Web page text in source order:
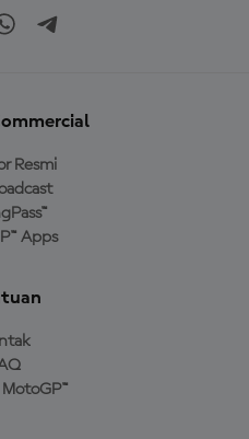
Resmi
Apps